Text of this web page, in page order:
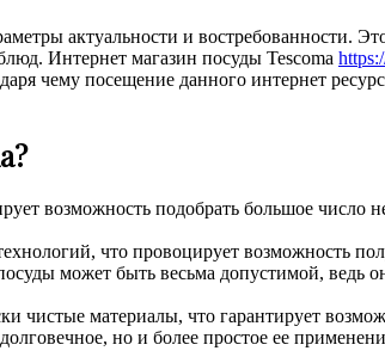
актуальности и востребованности.
Интернет магазин посуды Tescoma
чему посещение данного интернет
возможность подобрать большое
что провоцирует возможность
может быть весьма допустимой,
чистые материалы, что гарантирует
но и более простое ее